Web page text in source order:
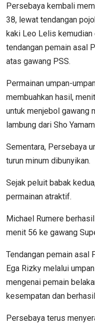
Persebaya kembali
38, lewat tendangan
kaki Leo Lelis kemudian
tendangan pemain asal
atas gawang PSS.
Permainan umpan-
membuahkan hasil,
untuk menjebol gawang
lambung dari Sho
Sementara, Persebaya
turun minum dibunyikan.
Sejak peluit babak
permainan atraktif.
Michael Rumere
menit 56 ke gawang
Tendangan pemain asal
Ega Rizky melalui
mengenai pemain
kesempatan dan
Persebaya terus